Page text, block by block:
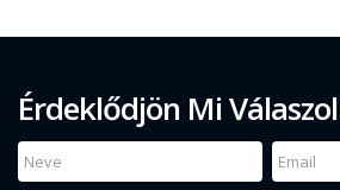
Érdeklődjön Mi